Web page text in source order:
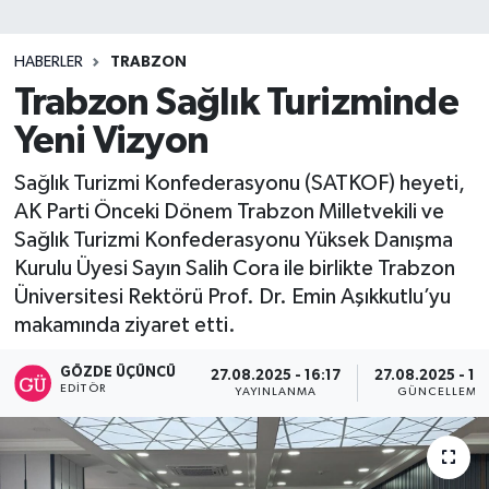
HABERLER TRABZON
Trabzon Sağlık Turizminde
Yeni Vizyon
Sağlık Turizmi Konfederasyonu (SATKOF) heyeti,
AK Parti Önceki Dönem Trabzon Milletvekili ve
Sağlık Turizmi Konfederasyonu Yüksek Danışma
Kurulu Üyesi Sayın Salih Cora ile birlikte Trabzon
Üniversitesi Rektörü Prof. Dr. Emin Aşıkkutlu’yu
makamında ziyaret etti.
GÖZDE ÜÇÜNCÜ
EDITÖR
27.08.2025 - 16:17
YAYINLANMA
27.08.2025 -
GÜNCELLEME
Teknoloji
TRABZON
TRABZONSPOR
Yaşam